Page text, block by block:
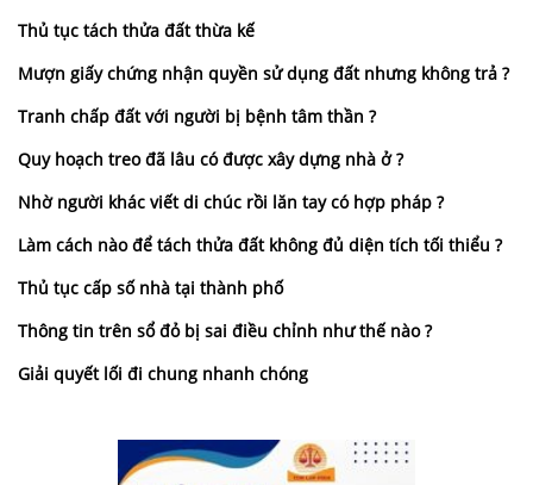
Thủ tục tách thửa đất thừa kế
Mượn giấy chứng nhận quyền sử dụng đất nhưng không trả ?
Tranh chấp đất với người bị bệnh tâm thần ?
Quy hoạch treo đã lâu có được xây dựng nhà ở ?
Nhờ người khác viết di chúc rồi lăn tay có hợp pháp ?
Làm cách nào để tách thửa đất không đủ diện tích tối thiểu ?
Thủ tục cấp số nhà tại thành phố
Thông tin trên sổ đỏ bị sai điều chỉnh như thế nào ?
Giải quyết lối đi chung nhanh chóng